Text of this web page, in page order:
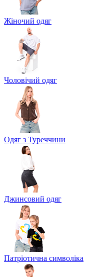
Жіночий одяг
Чоловічий одяг
Одяг з Туреччини
Джинсовий одяг
Патріотична символіка